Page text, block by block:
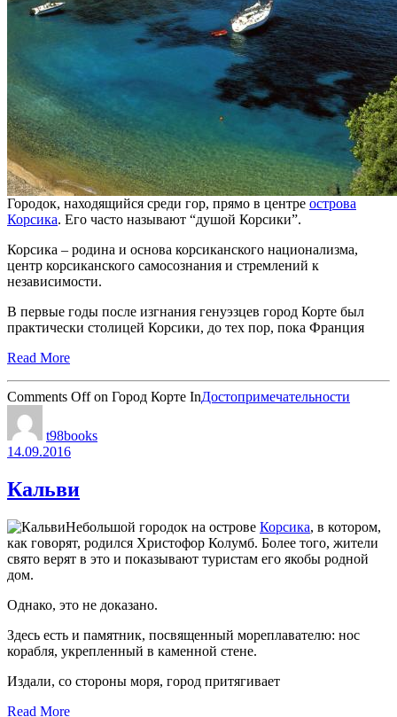
Городок, находящийся среди гор, прямо в центре острова
Корсика. Его часто называют “душой Корсики”.
Корсика – родина и основа корсиканского национализма,
центр корсиканского самосознания и стремлений к
независимости.
В первые годы после изгнания генуэзцев город Корте был
практически столицей Корсики, до тех пор, пока Франция
Read More
Comments Offon Город Корте InДостопримечательности
t98books
14.09.2016
Кальви
Небольшой городок на острове Корсика, в котором,
как говорят, родился Христофор Колумб. Более того, жители
свято верят в это и показывают туристам его якобы родной
дом.
Однако, это не доказано.
Здесь есть и памятник, посвященный мореплавателю: нос
корабля, укрепленный в каменной стене.
Издали, со стороны моря, город притягивает
Read More